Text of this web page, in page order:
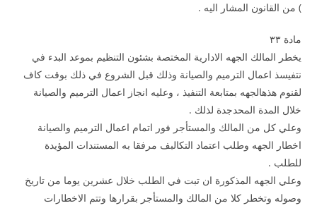
) من القانون المشار اليه .
مادة ۳۳
يخطر المالك الجهه الادارية المختصة بشئون التنظيم بموعد البدء في
نتفيسذ اعمال الترميم والصيانة وذلك قبل الشروع في ذلك بوقت كاف
لقنوم هذهالجهه بمتابعة التنفيذ ، وعليه انجاز اعمال الترميم والصيانة
خلال المدة المحدجدة لذلك .
وعلي كل من المالك والمستأجر فور اتمام اعمال الترميم والصيانة
اخطار الجهه وطلب اعتماد التكالبف مرفقا به المستندات المؤيدة
للطلب .
وعلي الجهه المذكورة ان تبت في الطلب خلال عشرين يوما من تاريخ
وصوله وتخطر كلا من المالك والمستأجر بقرارها وتتم الاخطارات